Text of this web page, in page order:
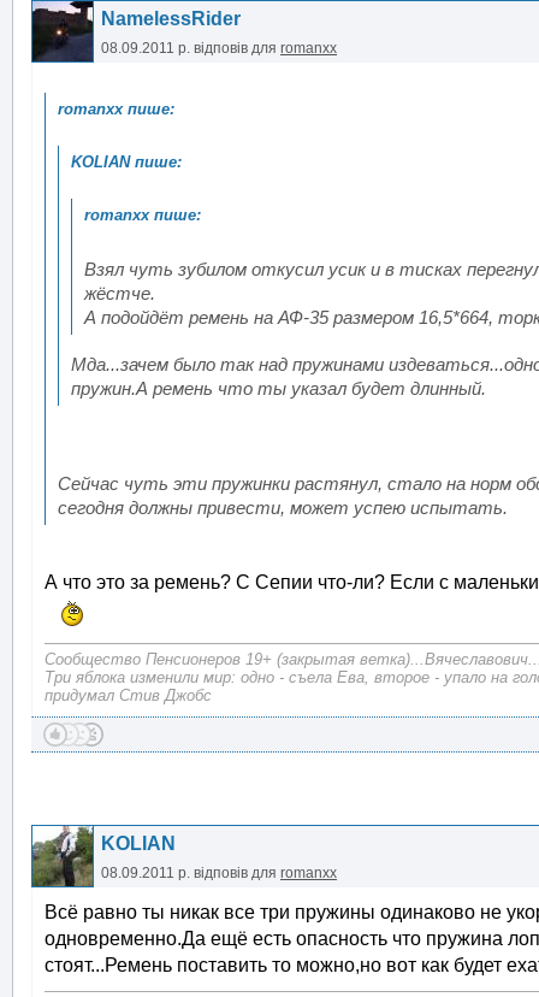
NamelessRider
08.09.2011 р. відповів для romanxx
Взял чуть зубилом откусил усик и в тисках
жёстче.
А подойдёт ремень на АФ-35 размером 16,5*664,
Мда...зачем было так над пружинами
пружин.А ремень что ты указал будет длинный.
Сейчас чуть эти пружинки растянул, стало на норм
сегодня должны привести, может успею испытать.
А что это за ремень? С Сепии что-ли? Если с
Сообщество Пенсионеров 19+ (закрытая
Три яблока изменили мир: одно - съела Ева, второе - упало на
придумал Стив Джобс
KOLIAN
08.09.2011 р. відповів для romanxx
Всё равно ты никак все три пружины одинаково не
одновременно.Да ещё есть опасность что пружина
стоят...Ремень поставить то можно,но вот как будет